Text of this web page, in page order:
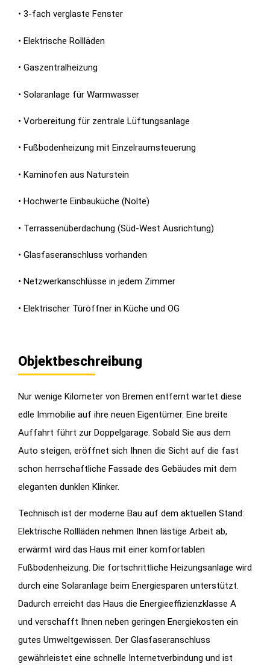
• 3-fach verglaste Fenster
• Elektrische Rollläden
• Gaszentralheizung
• Solaranlage für Warmwasser
• Vorbereitung für zentrale Lüftungsanlage
• Fußbodenheizung mit Einzelraumsteuerung
• Kaminofen aus Naturstein
• Hochwerte Einbauküche (Nolte)
• Terrassenüberdachung (Süd-West Ausrichtung)
• Glasfaseranschluss vorhanden
• Netzwerkanschlüsse in jedem Zimmer
• Elektrischer Türöffner in Küche und OG
Objektbeschreibung
Nur wenige Kilometer von Bremen entfernt wartet diese
edle Immobilie auf ihre neuen Eigentümer. Eine breite
Auffahrt führt zur Doppelgarage. Sobald Sie aus dem
Auto steigen, eröffnet sich Ihnen die Sicht auf die fast
schon herrschaftliche Fassade des Gebäudes mit dem
eleganten dunklen Klinker.
Technisch ist der moderne Bau auf dem aktuellen Stand:
Elektrische Rollläden nehmen Ihnen lästige Arbeit ab,
erwärmt wird das Haus mit einer komfortablen
Fußbodenheizung. Die fortschrittliche Heizungsanlage wird
durch eine Solaranlage beim Energiesparen unterstützt.
Dadurch erreicht das Haus die Energieeffizienzklasse A
und verschafft Ihnen neben geringen Energiekosten ein
gutes Umweltgewissen. Der Glasfaseranschluss
gewährleistet eine schnelle Internetverbindung und ist